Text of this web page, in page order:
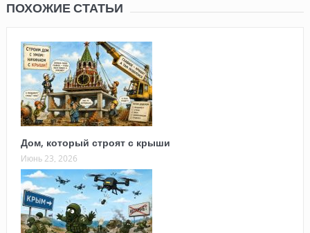
ПОХОЖИЕ СТАТЬИ
Дом, который строят с крыши
Июнь 23, 2026